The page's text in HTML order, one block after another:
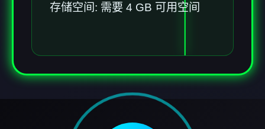
存储空间: 需要 4 GB 可用空间